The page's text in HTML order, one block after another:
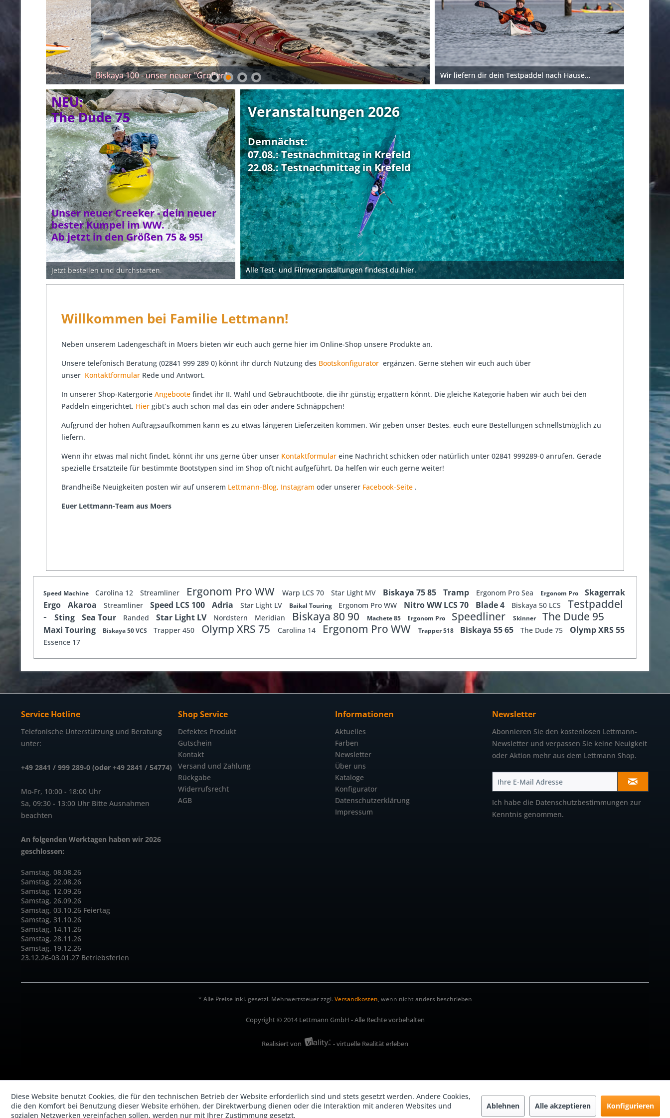
Willkommen bei Familie Lettmann!
Neben unserem Ladengeschäft in Moers bieten wir euch auch gerne hier im Online-Shop unsere Produkte an.
Unsere telefonisch Beratung (02841 999 289 0) könnt ihr durch Nutzung des Bootskonfigurator ergänzen. Gerne stehen wir euch auch über
unser Kontaktformular Rede und Antwort.
In unserer Shop-Katergorie Angeboote findet ihr II. Wahl und Gebrauchtboote, die ihr günstig ergattern könnt. Die gleiche Kategorie haben wir auch bei den
Paddeln eingerichtet. Hier gibt´s auch schon mal das ein oder andere Schnäppchen!
Aufgrund der hohen Auftragsaufkommen kann es zu etwas längeren Lieferzeiten kommen. Wir geben unser Bestes, euch eure Bestellungen schnellstmöglich zu
liefern.
Wenn ihr etwas mal nicht findet, könnt ihr uns gerne über unser Kontaktformular eine Nachricht schicken oder natürlich unter 02841 999289-0 anrufen. Gerade
spezielle Ersatzteile für bestimmte Bootstypen sind im Shop oft nicht aufgeführt. Da helfen wir euch gerne weiter!
Brandheiße Neuigkeiten posten wir auf unserem Lettmann-Blog, Instagram oder unserer Facebook-Seite .
Euer Lettmann-Team aus Moers
Veranstaltungen 2026
Demnächst:
07.08.: Testnachmittag in Krefeld
22.08.: Testnachmittag in Krefeld
Alle Test- und Filmveranstaltungen findest du hier.
Biskaya 100 - unser neuer "Großer"
Freitag, 28.08.
Freitag, 11.09.
Anmeldung erforderlich!
Wir liefern dir dein Testpaddel nach Hause...
NEU:
The Dude 75
Unser neuer Creeker - dein neuer
bester Kumpel im WW.
Ab jetzt in den Größen 75 & 95!
Jetzt bestellen und durchstarten.
Speed Machine Carolina 12 Streamliner Ergonom Pro WW Warp LCS 70 Star Light MV Biskaya 75 85 Tramp Ergonom Pro Sea Ergonom Pro
Skagerrak
Ergo
Akaroa Streamliner Speed LCS 100 Adria Star Light LV Baikal Touring Ergonom Pro WW Nitro WW LCS 70 Blade 4 Biskaya 50 LCS
Testpaddel
-
Sting Sea Tour Randed Star Light LV Nordstern Meridian Biskaya 80 90 Machete 85 Ergonom Pro Speedliner Skinner The Dude 95
Maxi Touring Biskaya 50 VCS Trapper 450 Olymp XRS 75 Carolina 14 Ergonom Pro WW Trapper 518 Biskaya 55 65 The Dude 75 Olymp XRS 55
Essence 17
Service Hotline
Telefonische Unterstützung und Beratung
unter:
+49 2841 / 999 289-0 (oder +49 2841 / 54774)
Mo-Fr, 10:00 - 18:00 Uhr
Sa, 09:30 - 13:00 Uhr Bitte Ausnahmen
beachten
An folgenden Werktagen haben wir 2026
geschlossen:
Samstag, 08.08.26
Samstag, 22.08.26
Samstag, 12.09.26
Samstag, 26.09.26
Samstag, 03.10.26 Feiertag
Samstag, 31.10.26
Samstag, 14.11.26
Samstag, 28.11.26
Samstag, 19.12.26
23.12.26-03.01.27 Betriebsferien
Shop Service
Defektes Produkt
Gutschein
Kontakt
Versand und Zahlung
Rückgabe
Widerrufsrecht
AGB
Informationen
Aktuelles
Farben
Newsletter
Über uns
Kataloge
Konfigurator
Datenschutzerklärung
Impressum
Newsletter
Abonnieren Sie den kostenlosen Lettmann-
Newsletter und verpassen Sie keine Neuigkeit
oder Aktion mehr aus dem Lettmann Shop.
Ich habe die Datenschutzbestimmungen zur
Kenntnis genommen.
* Alle Preise inkl. gesetzl. Mehrwertsteuer zzgl.Versandkosten, wenn nicht anders beschrieben
Copyright © 2014 Lettmann GmbH - Alle Rechte vorbehalten
Realisiert von - virtuelle Realität erleben
Diese Website benutzt Cookies, die für den technischen Betrieb der Website erforderlich sind und stets gesetzt werden. Andere Cookies,
die den Komfort bei Benutzung dieser Website erhöhen, der Direktwerbung dienen oder die Interaktion mit anderen Websites und
sozialen Netzwerken vereinfachen sollen, werden nur mit Ihrer Zustimmung gesetzt.
Ablehnen Alle akzeptieren Konfigurieren